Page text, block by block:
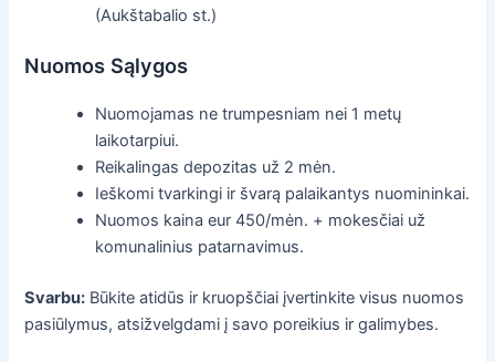
(Aukštabalio st.)
Nuomos Sąlygos
Nuomojamas ne trumpesniam nei 1 metų
laikotarpiui.
Reikalingas depozitas už 2 mėn.
Ieškomi tvarkingi ir švarą palaikantys nuomininkai.
Nuomos kaina eur 450/mėn. + mokesčiai už
komunalinius patarnavimus.
Svarbu: Būkite atidūs ir kruopščiai įvertinkite visus nuomos
pasiūlymus, atsižvelgdami į savo poreikius ir galimybes.